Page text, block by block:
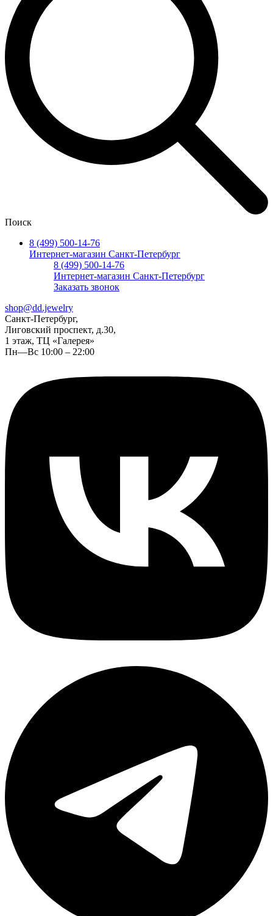
Поиск
8 (499) 500-14-76
Интернет-магазин Санкт-Петербург
8 (499) 500-14-76
Интернет-магазин Санкт-Петербург
Заказать звонок
shop@dd.jewelry
Санкт-Петербург,
Лиговский проспект, д.30,
1 этаж, ТЦ «Галерея»
Пн—Вс 10:00 – 22:00